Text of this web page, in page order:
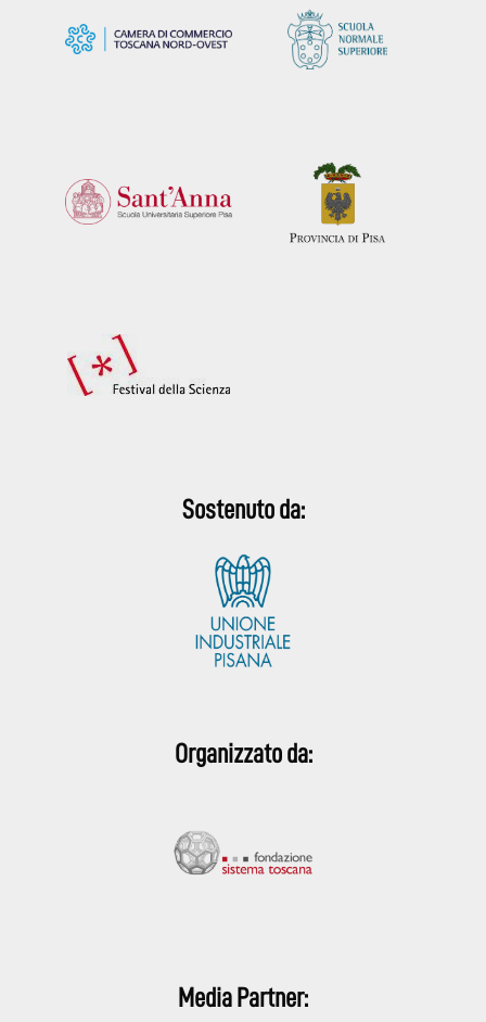
Sostenuto da:
Organizzato da:
Media Partner: